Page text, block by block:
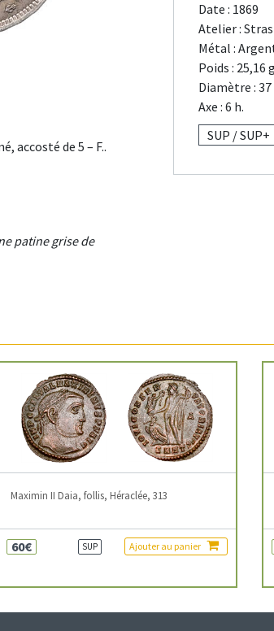
accosté de 5 – F..
patine grise de
Date : 1869
Atelier :
Métal :
Poids : 25,16
Diamètre :
Axe : 6 h.
SUP / SUP+
Maximin II Daia, follis, Héraclée, 313
60€ SUP Ajouter au panier